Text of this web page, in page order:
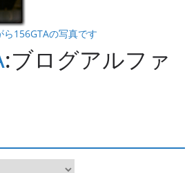
156GTAの写真です
:ブログアルファ